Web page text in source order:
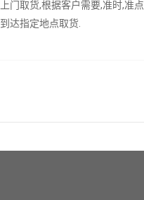
上门取货,根据客户需要,准时,准点
到达指定地点取货.